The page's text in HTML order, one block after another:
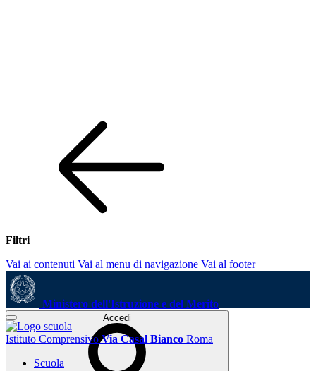
Filtri
Vai ai contenuti Vai al menu di navigazione Vai al footer
Ministero dell'Istruzione e del Merito
Accedi
Istituto Comprensivo Via Casal Bianco Roma
Scuola